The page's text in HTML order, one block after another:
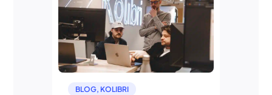
BLOG, KOLIBRI